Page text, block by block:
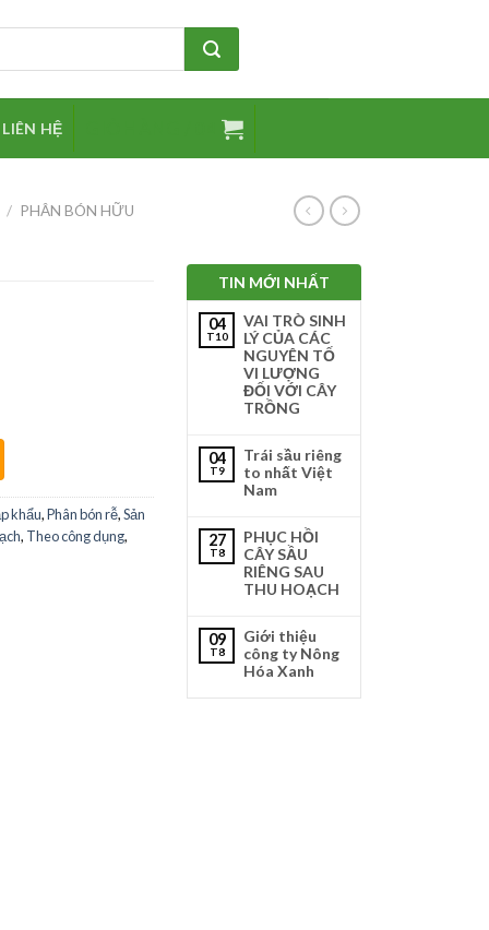
LIÊN HỆ
/ PHÂN BÓN HỮU
khẩu,Phân bón rễ,Sản
, Theo công dụng,
TIN MỚI NHẤT
04
T10
VAI TRÒ SINH
LÝ CỦA CÁC
NGUYÊN TỐ
VI LƯỢNG
ĐỐI VỚI CÂY
TRỒNG
04
T9
Trái sầu riêng
to nhất Việt
Nam
27
T8
PHỤC HỒI
CÂY SẦU
RIÊNG SAU
THU HOẠCH
09
T8
Giới thiệu
công ty Nông
Hóa Xanh